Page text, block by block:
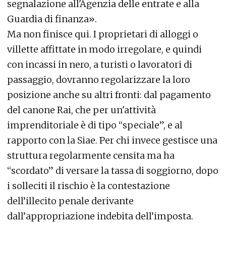
segnalazione all'Agenzia delle entrate e alla
Guardia di finanza».
Ma non finisce qui. I proprietari di alloggi o
villette affittate in modo irregolare, e quindi
con incassi in nero, a turisti o lavoratori di
passaggio, dovranno regolarizzare la loro
posizione anche su altri fronti: dal pagamento
del canone Rai, che per un'attività
imprenditoriale è di tipo “speciale”, e al
rapporto con la Siae. Per chi invece gestisce una
struttura regolarmente censita ma ha
“scordato” di versare la tassa di soggiorno, dopo
i solleciti il rischio è la contestazione
dell’illecito penale derivante
dall’appropriazione indebita dell’imposta.